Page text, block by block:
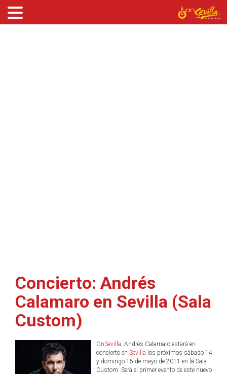
Concierto: Andrés
Calamaro en Sevilla (Sala
Custom)
OnSevilla. Andrés Calamaro estará en
concierto en Sevilla los próximos sábado 14
y domingo 15 de mayo de 2011 en la Sala
Custom. Será el primer evento de este nuevo